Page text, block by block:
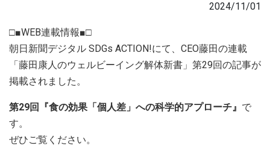
2024/11/01
□■WEB連載情報■□
朝日新聞デジタル SDGs ACTION!にて、CEO藤田の連載
「藤田康人のウェルビーイング解体新書」第29回の記事が
掲載されました。
第29回『食の効果「個人差」への科学的アプローチ』 で
す。
ぜひご覧ください。